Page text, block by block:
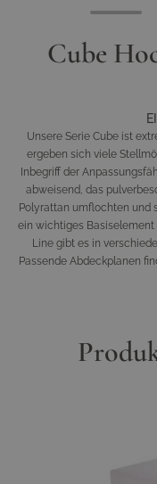
Cube
Unsere Serie Cube ist
ergeben sich viele
Inbegriff der
abweisend, das
Polyrattan umflochten und
ein wichtiges Basiselement
Line gibt es in
Passende Abdeckplanen